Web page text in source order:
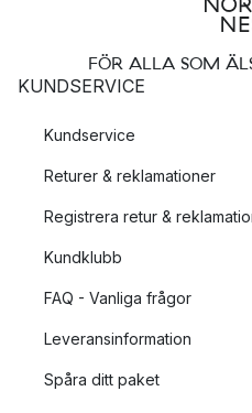
FÖR ALLA SOM
KUNDSERVICE
Kundservice
Returer & reklamationer
Registrera retur &
Kundklubb
FAQ - Vanliga frågor
Leveransinformation
Spåra ditt paket